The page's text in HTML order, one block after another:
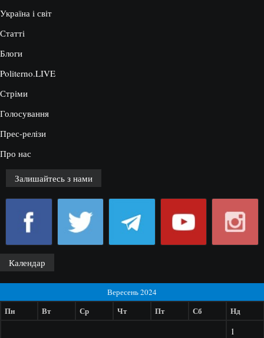
Україна і світ
Статті
Блоги
Politerno.LIVE
Стріми
Голосування
Прес-релізи
Про нас
Залишайтесь з нами
Календар
Вересень 2024
Пн Вт Ср Чт Пт Сб Нд
1